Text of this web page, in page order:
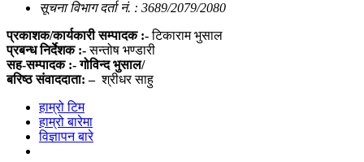
सूचना विभाग दर्ता नं. : 3689/2079/2080
प्रकाशक/कार्यकारी सम्पादक :-टिकाराम भुसाल
प्रबन्ध निर्देशक :-सन्तोष भण्डारी
सह-सम्पादक :- गोविन्द भुसाल/
बरिष्ठ संवाददाता: – श्रीधर साहु
हाम्रो टिम
हाम्रो बारेमा
विज्ञापन बारे